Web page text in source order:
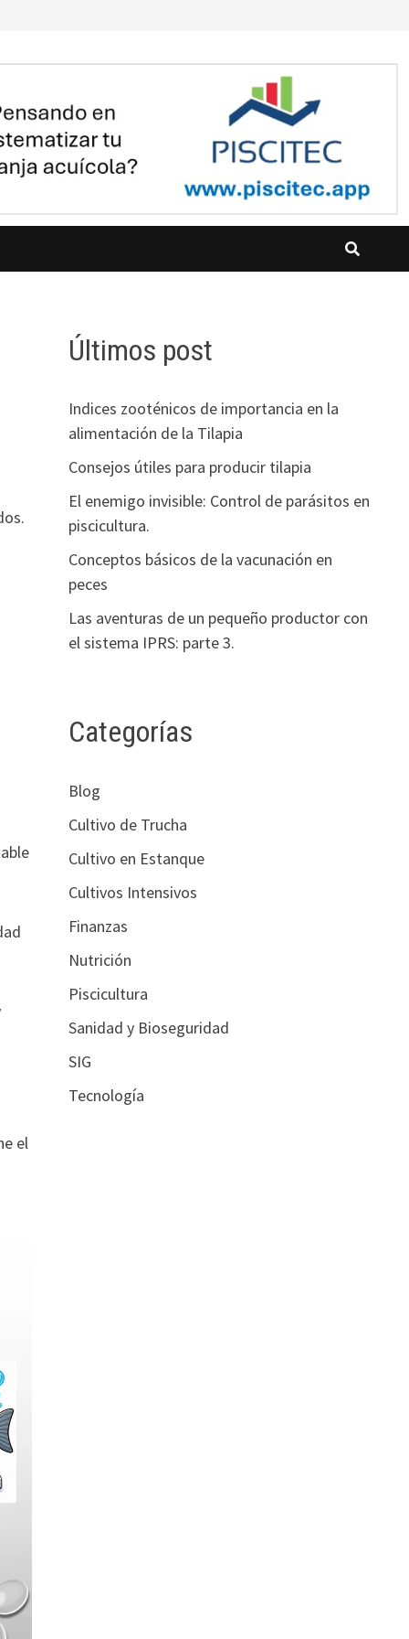
el
Últimos post
Indices zooténicos de importancia en la
alimentación de la Tilapia
Consejos útiles para producir tilapia
El enemigo invisible: Control de parásitos en
piscicultura.
Conceptos básicos de la vacunación en
peces
Las aventuras de un pequeño productor con
el sistema IPRS: parte 3.
Categorías
Blog
Cultivo de Trucha
Cultivo en Estanque
Cultivos Intensivos
Finanzas
Nutrición
Piscicultura
Sanidad y Bioseguridad
SIG
Tecnología